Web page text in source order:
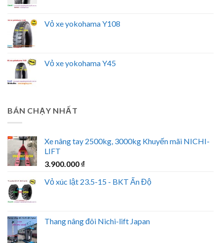
Vỏ xe yokohama Y108
Vỏ xe yokohama Y45
BÁN CHẠY NHẤT
Xe nâng tay 2500kg, 3000kg Khuyến mãi NICHI-
LIFT
3.900.000 ₫
Vỏ xúc lật 23.5-15 - BKT Ấn Độ
Thang nâng đôi Nichi-lift Japan